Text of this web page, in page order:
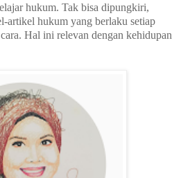
hukum. Tak bisa dipungkiri,
artikel hukum yang berlaku setiap
Hal ini relevan dengan kehidupan